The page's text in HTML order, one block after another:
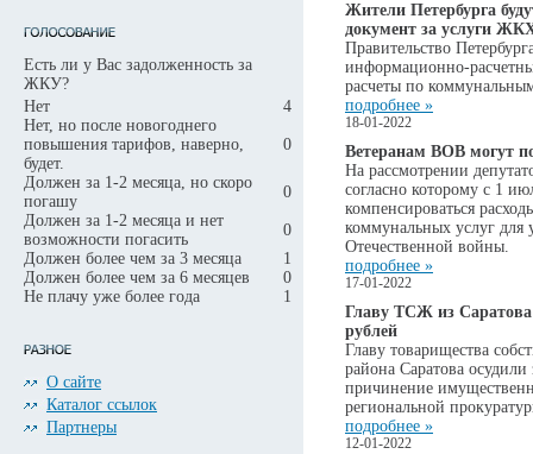
Есть ли у Вас задолженность за
ЖКУ?
Нет
4
Нет, но после новогоднего
повышения тарифов, наверно,
будет.
0
Должен за 1-2 месяца, но скоро
погашу
0
Должен за 1-2 месяца и нет
возможности погасить
0
Должен более чем за 3 месяца
1
Должен более чем за 6 месяцев
0
Не плачу уже более года
1
О сайте
Каталог ссылок
Партнеры
Жители Петербурга
документ за услуги
Правительство
информационно-
расчеты по
подробнее »
18-01-2022
Ветеранам ВОВ могут
На рассмотрении
согласно которому с 1
компенсироваться
коммунальных услуг для
Отечественной войны.
подробнее »
17-01-2022
Главу ТСЖ из Саратова
рублей
Главу товарищества
района Саратова
причинение
региональной
подробнее »
12-01-2022